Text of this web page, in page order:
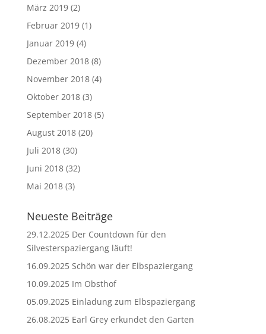
März 2019(2)
Februar 2019(1)
Januar 2019(4)
Dezember 2018(8)
November 2018(4)
Oktober 2018(3)
September 2018(5)
August 2018(20)
Juli 2018(30)
Juni 2018(32)
Mai 2018(3)
Neueste Beiträge
29.12.2025 Der Countdown für den
Silvesterspaziergang läuft!
16.09.2025 Schön war der Elbspaziergang
10.09.2025 Im Obsthof
05.09.2025 Einladung zum Elbspaziergang
26.08.2025 Earl Grey erkundet den Garten